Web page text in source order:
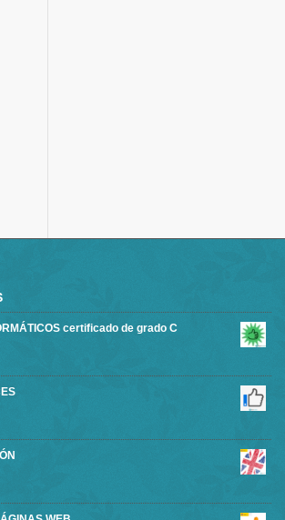
certificado de grado C